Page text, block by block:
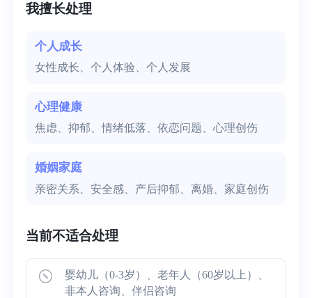
我擅长处理
个人成长
女性成长、个人体验、个人发展
心理健康
焦虑、抑郁、情绪低落、依恋问题、心理创伤
婚姻家庭
亲密关系、安全感、产后抑郁、离婚、家庭创伤
当前不适合处理
婴幼儿（0-3岁）、老年人（60岁以上）、
非本人咨询、伴侣咨询